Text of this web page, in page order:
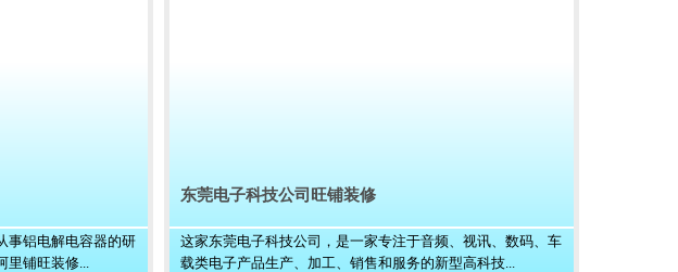
事铝电解电容器的研
里铺旺装修...
东莞电子科技公司旺铺装修
这家东莞电子科技公司，是一家专注于音频、视讯、数码、车
载类电子产品生产、加工、销售和服务的新型高科技...